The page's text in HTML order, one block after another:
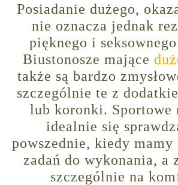
Posiadanie dużego,
nie oznacza jednak
pięknego i
Biustonosze mające
także są bardzo
szczególnie te z
lub koronki. Sportowe
idealnie się
powszednie, kiedy mamy
zadań do wykonania, a
szczególnie na